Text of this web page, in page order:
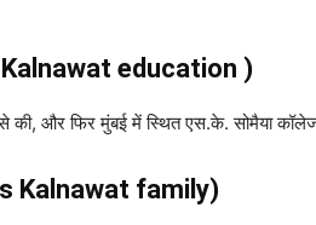
Kalnawat education )
और फिर मुंबई में स्थित एस.के. सोमैया
Kalnawat family)